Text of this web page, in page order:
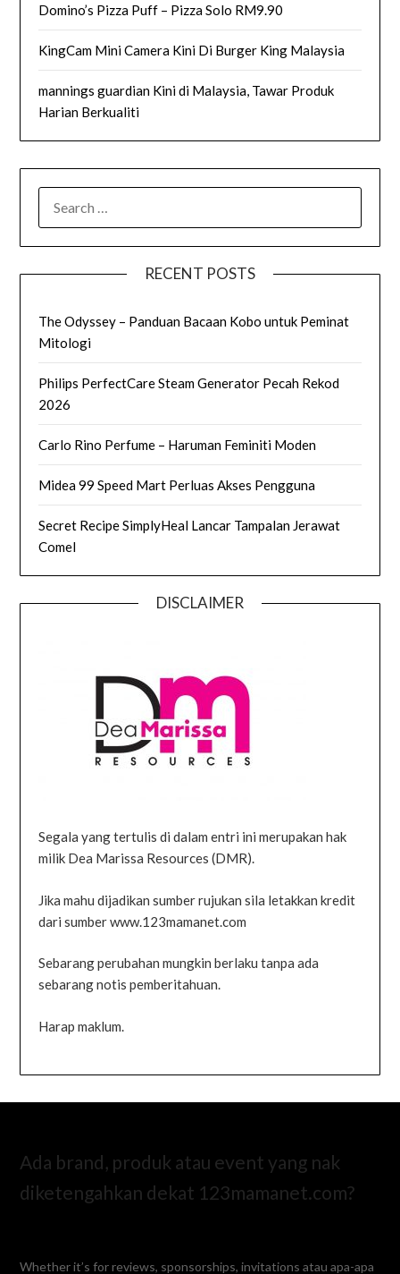
Domino’s Pizza Puff – Pizza Solo RM9.90
KingCam Mini Camera Kini Di Burger King Malaysia
mannings guardian Kini di Malaysia, Tawar Produk
Harian Berkualiti
FOR:
RECENT POSTS
The Odyssey – Panduan Bacaan Kobo untuk Peminat
Mitologi
Philips PerfectCare Steam Generator Pecah Rekod
2026
Carlo Rino Perfume – Haruman Feminiti Moden
Midea 99 Speed Mart Perluas Akses Pengguna
Secret Recipe SimplyHeal Lancar Tampalan Jerawat
Comel
DISCLAIMER
Segala yang tertulis di dalam entri ini merupakan hak
milik Dea Marissa Resources (DMR).
Jika mahu dijadikan sumber rujukan sila letakkan kredit
dari sumber www.123mamanet.com
Sebarang perubahan mungkin berlaku tanpa ada
sebarang notis pemberitahuan.
Harap maklum.
Ada brand, produk atau event yang nak
diketengahkan dekat 123mamanet.com?
Whether it’s for reviews, sponsorships, invitations atau apa-apa